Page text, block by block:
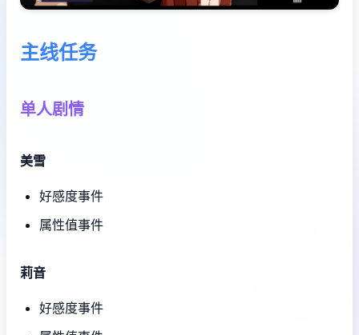
主线任务
单人剧情
美雪
好感度事件
属性值事件
莉音
好感度事件